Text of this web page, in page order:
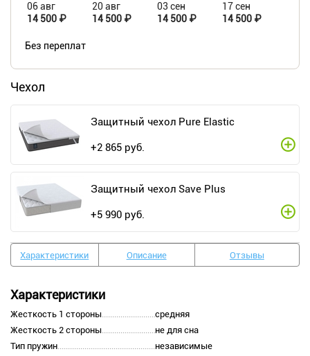
06 авг
14 500 ₽
20 авг
14 500 ₽
03 сен
14 500 ₽
17 сен
14 500 ₽
Без переплат
Чехол
Защитный чехол Pure Elastic
+2 865 руб.
Защитный чехол Save Plus
+5 990 руб.
Характеристики Описание Отзывы
Характеристики
Жесткость 1 стороны
средняя
Жесткость 2 стороны
не для сна
Тип пружин
независимые